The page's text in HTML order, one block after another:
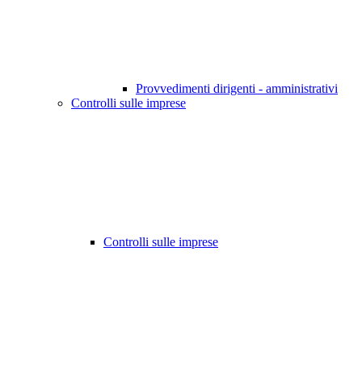
Provvedimenti dirigenti - amministrativi
Controlli sulle imprese
Controlli sulle imprese